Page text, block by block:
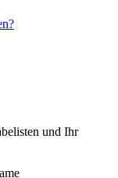
und Ihr